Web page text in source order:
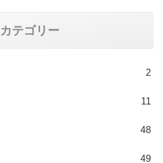
カテゴリー
2
11
48
49